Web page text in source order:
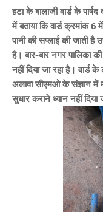
हटा के बालाजी वार्ड के
में बताया कि वार्ड क्रमांक 6
पानी की सप्लाई की जाती
है। बार-बार नगर पालिका
नहीं दिया जा रहा है। वार्ड
अलावा सीएमओ के संज्ञान में
सुधार कराने ध्यान नहीं दिया